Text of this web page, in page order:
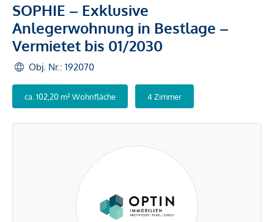
SOPHIE – Exklusive
Anlegerwohnung in Bestlage –
Vermietet bis 01/2030
Obj. Nr.: 192070
ca. 102,20 m² Wohnfläche 4 Zimmer